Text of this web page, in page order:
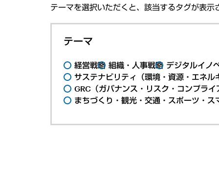
テーマを選択いただくと、該当するタグが表
テーマ
経営戦略 組織・人事戦略 デジタルイノ
サステナビリティ（環境・資源・エネル
GRC（ガバナンス・リスク・コンプラ
まちづくり・観光・交通・スポーツ・ス